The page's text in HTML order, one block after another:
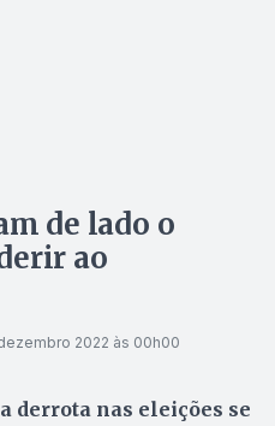
de lado o
ao
2022 às 00h00
derrota nas eleições se